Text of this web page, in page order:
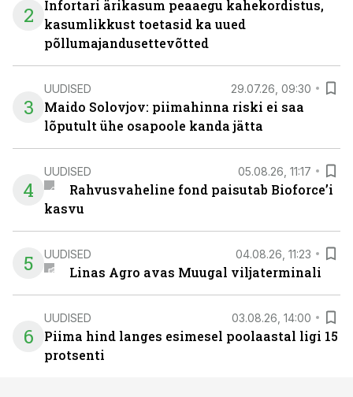
2
Infortari ärikasum peaaegu kahekordistus,
kasumlikkust toetasid ka uued
põllumajandusettevõtted
3
UUDISED 29.07.26, 09:30
Maido Solovjov: piimahinna riski ei saa
lõputult ühe osapoole kanda jätta
4
UUDISED 05.08.26, 11:17
Rahvusvaheline fond paisutab Bioforce’i
kasvu
5 UUDISED 04.08.26, 11:23
Linas Agro avas Muugal viljaterminali
6
UUDISED 03.08.26, 14:00
Piima hind langes esimesel poolaastal ligi 15
protsenti